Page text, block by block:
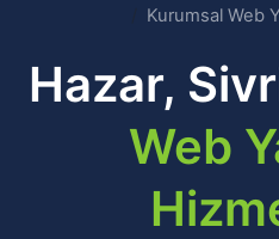
Kurumsal Web
Hazar,
Web